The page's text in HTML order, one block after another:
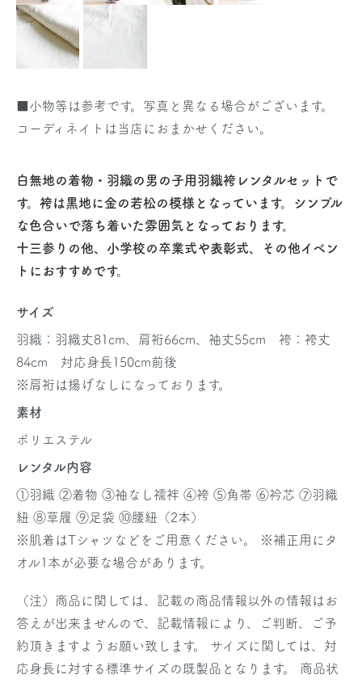
■小物等は参考です。写真と異なる場合がございます。
コーディネイトは当店におまかせください。
白無地の着物・羽織の男の子用羽織袴レンタルセットで
す。袴は黒地に金の若松の模様となっています。シンプル
な色合いで落ち着いた雰囲気となっております。
十三参りの他、小学校の卒業式や表彰式、その他イベン
トにおすすめです。
サイズ
羽織：羽織丈81cm、肩裄66cm、袖丈55cm 袴：袴丈
84cm 対応身長150cm前後
※肩裄は揚げなしになっております。
素材
ポリエステル
レンタル内容
①羽織 ②着物 ③袖なし襦袢 ④袴 ⑤角帯 ⑥衿芯 ⑦羽織
紐 ⑧草履 ⑨足袋 ⑩腰紐（2本）
※肌着はTシャツなどをご用意ください。
※補正用にタ
オル1本が必要な場合があります。
（注）商品に関しては、記載の商品情報以外の情報はお
答えが出来ませんので、記載情報により、ご判断、ご予
約頂きますようお願い致します。 サイズに関しては、対
応身長に対する標準サイズの既製品となります。 商品状